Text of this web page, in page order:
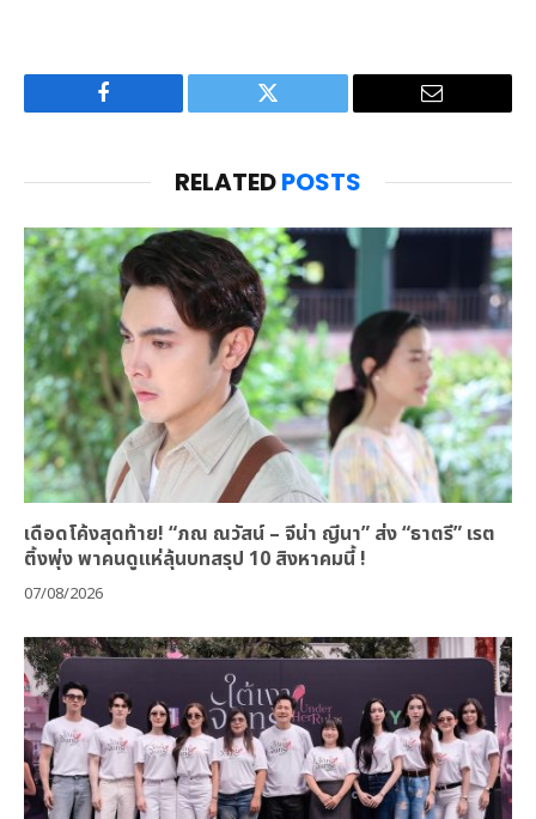
Facebook Twitter Email
RELATEDPOSTS
เดือดโค้งสุดท้าย! “ภณ ณวัสน์ – จีน่า ญีนา” ส่ง “ธาตรี” เรต
ติ้งพุ่ง พาคนดูแห่ลุ้นบทสรุป 10 สิงหาคมนี้ !
07/08/2026